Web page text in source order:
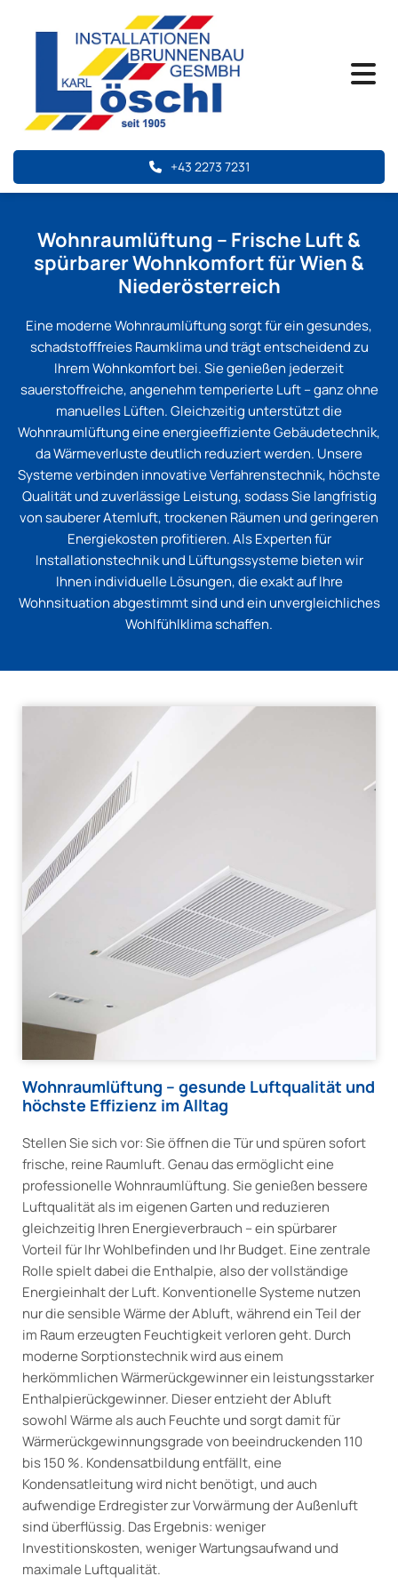
+43 2273 7231
Wohnraumlüftung – Frische Luft &
spürbarer Wohnkomfort für Wien &
Niederösterreich
Eine moderne Wohnraumlüftung sorgt für ein gesundes,
schadstofffreies Raumklima und trägt entscheidend zu
Ihrem Wohnkomfort bei. Sie genießen jederzeit
sauerstoffreiche, angenehm temperierte Luft – ganz ohne
manuelles Lüften. Gleichzeitig unterstützt die
Wohnraumlüftung eine energieeffiziente Gebäudetechnik,
da Wärmeverluste deutlich reduziert werden. Unsere
Systeme verbinden innovative Verfahrenstechnik, höchste
Qualität und zuverlässige Leistung, sodass Sie langfristig
von sauberer Atemluft, trockenen Räumen und geringeren
Energiekosten profitieren. Als Experten für
Installationstechnik und Lüftungssysteme bieten wir
Ihnen individuelle Lösungen, die exakt auf Ihre
Wohnsituation abgestimmt sind und ein unvergleichliches
Wohlfühlklima schaffen.
Wohnraumlüftung – gesunde Luftqualität und
höchste Effizienz im Alltag
Stellen Sie sich vor: Sie öffnen die Tür und spüren sofort
frische, reine Raumluft. Genau das ermöglicht eine
professionelle Wohnraumlüftung. Sie genießen bessere
Luftqualität als im eigenen Garten und reduzieren
gleichzeitig Ihren Energieverbrauch – ein spürbarer
Vorteil für Ihr Wohlbefinden und Ihr Budget. Eine zentrale
Rolle spielt dabei die Enthalpie, also der vollständige
Energieinhalt der Luft. Konventionelle Systeme nutzen
nur die sensible Wärme der Abluft, während ein Teil der
im Raum erzeugten Feuchtigkeit verloren geht. Durch
moderne Sorptionstechnik wird aus einem
herkömmlichen Wärmerückgewinner ein leistungsstarker
Enthalpierückgewinner. Dieser entzieht der Abluft
sowohl Wärme als auch Feuchte und sorgt damit für
Wärmerückgewinnungsgrade von beeindruckenden 110
bis 150 %. Kondensatbildung entfällt, eine
Kondensatleitung wird nicht benötigt, und auch
aufwendige Erdregister zur Vorwärmung der Außenluft
sind überflüssig. Das Ergebnis: weniger
Investitionskosten, weniger Wartungsaufwand und
maximale Luftqualität.